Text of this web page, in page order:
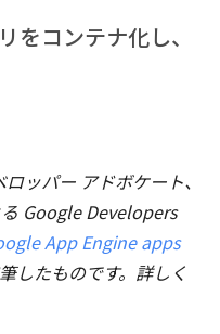
コンテナ化し、
ッパー アドボケート、
Google Developers
App Engine apps
したものです。詳しく